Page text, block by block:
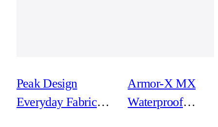
Peak Design
Everyday Fabric
Armor-X MX
Waterproof